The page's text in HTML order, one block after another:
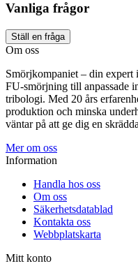
Vanliga frågor
Ställ en fråga
Om oss
Smörjkompaniet – din
FU-smörjning till anpassade
tribologi. Med 20 års
produktion och minska
väntar på att ge dig en
Mer om oss
Information
Handla hos oss
Om oss
Säkerhetsdatablad
Kontakta oss
Webbplatskarta
Mitt konto